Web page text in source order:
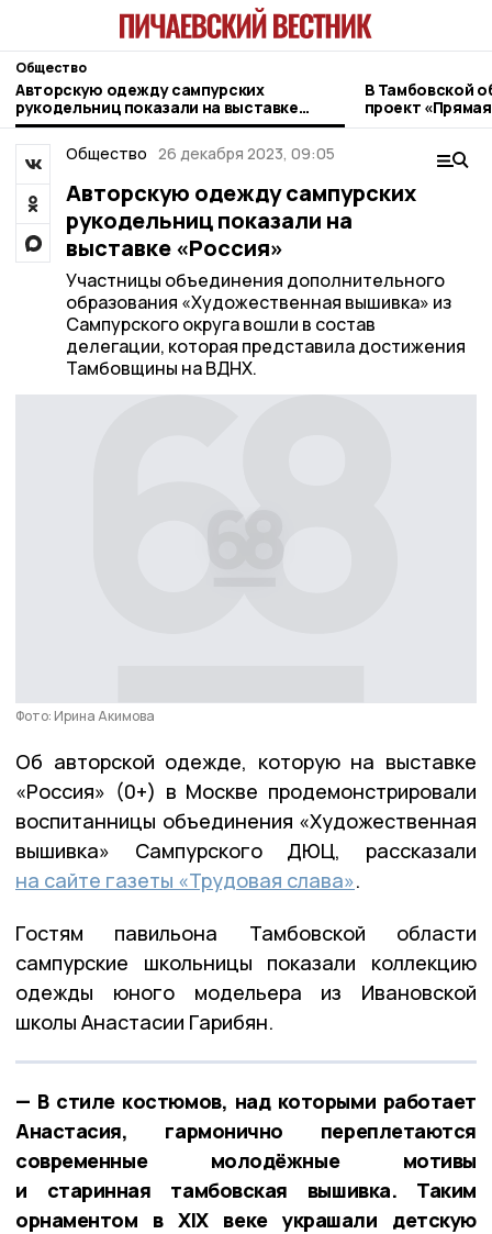
Общество
Авторскую одежду сампурских
рукодельниц показали на выставке
«Россия»
В Тамбовской
проект
ветеранов СВО
Общество 26 декабря 2023, 09:05
Авторскую одежду сампурских
рукодельниц показали на
выставке «Россия»
Участницы объединения дополнительного
образования «Художественная вышивка» из
Сампурского округа вошли в состав
делегации, которая представила достижения
Тамбовщины на ВДНХ.
Фото: Ирина Акимова
Об авторской одежде, которую на выставке
«Россия» (0+) в Москве продемонстрировали
воспитанницы объединения «Художественная
вышивка» Сампурского ДЮЦ, рассказали
на сайте газеты «Трудовая слава».
Гостям павильона Тамбовской области
сампурские школьницы показали коллекцию
одежды юного модельера из Ивановской
школы Анастасии Гарибян.
— В стиле костюмов, над которыми работает
Анастасия, гармонично переплетаются
современные молодёжные мотивы
и старинная тамбовская вышивка. Таким
орнаментом в XIX веке украшали детскую